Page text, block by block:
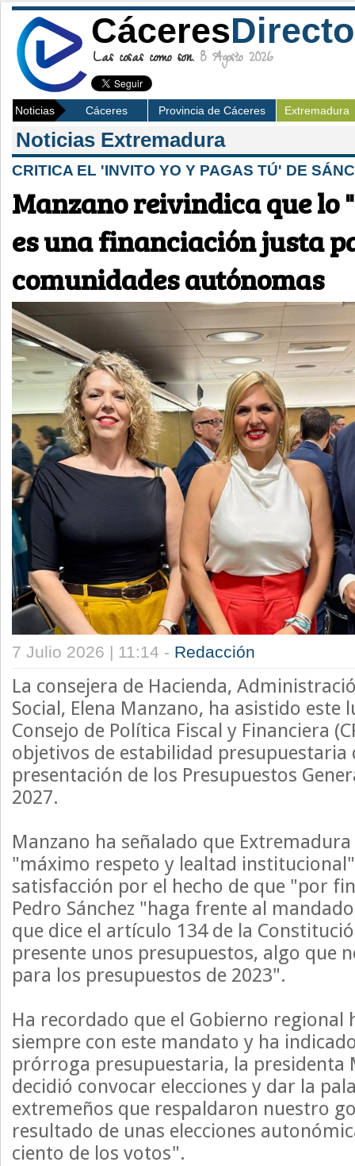
CáceresDirecto
Las cosas como son. 8 Agosto 2026
Noticias Cáceres Provincia de Cáceres Extremadura
Noticias Extremadura
CRITICA EL 'INVITO YO Y PAGAS TÚ' DE
Manzano reivindica que lo
es una financiación justa
comunidades autónomas
7 Julio 2026 | 11:14 - Redacción
La consejera de Hacienda,
Social, Elena Manzano, ha asistido este
Consejo de Política Fiscal y Financiera
objetivos de estabilidad presupuestaria
presentación de los Presupuestos
2027.
Manzano ha señalado que Extremadura
"máximo respeto y lealtad
satisfacción por el hecho de que "por
Pedro Sánchez "haga frente al
que dice el artículo 134 de la
presente unos presupuestos, algo que
para los presupuestos de 2023".
Ha recordado que el Gobierno regional
siempre con este mandato y ha
prórroga presupuestaria, la presidenta
decidió convocar elecciones y dar la
extremeños que respaldaron nuestro
resultado de unas elecciones
ciento de los votos".